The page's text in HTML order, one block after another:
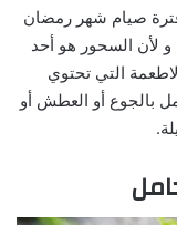
فترة صيام شهر رمضان
لأن السحور هو أحد
التي تحتوي
بالجوع أو العطش أو